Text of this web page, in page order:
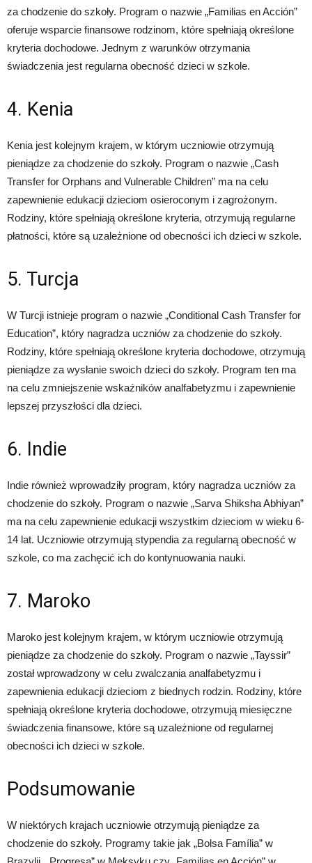
za chodzenie do szkoły. Program o nazwie „Familias en Acción”
oferuje wsparcie finansowe rodzinom, które spełniają określone
kryteria dochodowe. Jednym z warunków otrzymania
świadczenia jest regularna obecność dzieci w szkole.
4. Kenia
Kenia jest kolejnym krajem, w którym uczniowie otrzymują
pieniądze za chodzenie do szkoły. Program o nazwie „Cash
Transfer for Orphans and Vulnerable Children” ma na celu
zapewnienie edukacji dzieciom osieroconym i zagrożonym.
Rodziny, które spełniają określone kryteria, otrzymują regularne
płatności, które są uzależnione od obecności ich dzieci w szkole.
5. Turcja
W Turcji istnieje program o nazwie „Conditional Cash Transfer for
Education”, który nagradza uczniów za chodzenie do szkoły.
Rodziny, które spełniają określone kryteria dochodowe, otrzymują
pieniądze za wysłanie swoich dzieci do szkoły. Program ten ma
na celu zmniejszenie wskaźników analfabetyzmu i zapewnienie
lepszej przyszłości dla dzieci.
6. Indie
Indie również wprowadziły program, który nagradza uczniów za
chodzenie do szkoły. Program o nazwie „Sarva Shiksha Abhiyan”
ma na celu zapewnienie edukacji wszystkim dzieciom w wieku 6-
14 lat. Uczniowie otrzymują stypendia za regularną obecność w
szkole, co ma zachęcić ich do kontynuowania nauki.
7. Maroko
Maroko jest kolejnym krajem, w którym uczniowie otrzymują
pieniądze za chodzenie do szkoły. Program o nazwie „Tayssir”
został wprowadzony w celu zwalczania analfabetyzmu i
zapewnienia edukacji dzieciom z biednych rodzin. Rodziny, które
spełniają określone kryteria dochodowe, otrzymują miesięczne
świadczenia finansowe, które są uzależnione od regularnej
obecności ich dzieci w szkole.
Podsumowanie
W niektórych krajach uczniowie otrzymują pieniądze za
chodzenie do szkoły. Programy takie jak „Bolsa Família” w